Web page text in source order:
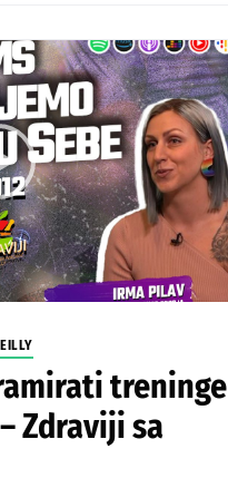
treninge
Zdraviji sa